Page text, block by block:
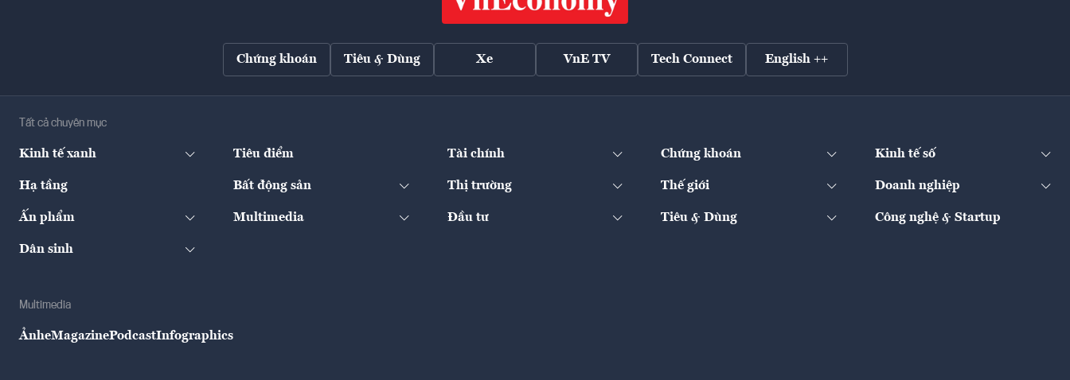
Chứng khoán Tiêu & Dùng Xe VnE TV Tech Connect English ++
Tất cả chuyên mục
Kinh tế xanh Tiêu điểm Tài chính Chứng khoán Kinh tế số
Hạ tầng Bất động sản Thị trường Thế giới Doanh nghiệp
Ấn phẩm Multimedia Đầu tư Tiêu & Dùng Công nghệ & Startup
Dân sinh
Multimedia
ẢnheMagazinePodcastInfographics